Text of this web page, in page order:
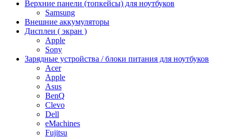
Верхние панели (топкейсы) для ноутбуков
Samsung
Внешние аккумуляторы
Дисплеи ( экран )
Apple
Sony
Зарядные устройства / блоки питания для ноутбуков
Acer
Apple
Asus
BenQ
Clevo
Dell
eMachines
Fujitsu